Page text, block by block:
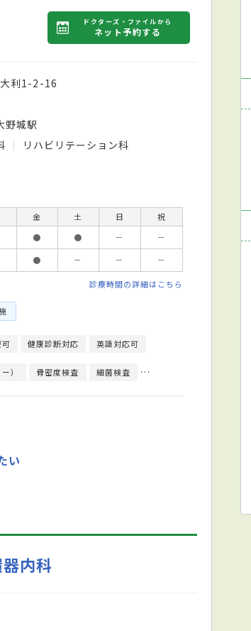
ドクターズ・ファイルから
ネット予約する
利1-2-16
野城駅
リハビリテーション科
金 土 日
祝
● ● －
－
● － － －
診療時間の詳細はこちら
健康診断対応 英語対応可
） 骨密度検査 細菌検査 心臓超音波（エコー）検査
い
内科